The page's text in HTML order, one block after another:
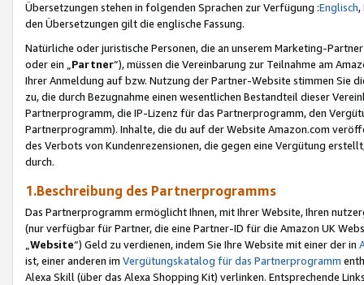
Übersetzungen stehen in folgenden Sprachen zur Verfügung :Englisch,
den Übersetzungen gilt die englische Fassung.
Natürliche oder juristische Personen, die an unserem Marketing-
oder ein „Partner“), müssen die Vereinbarung zur Teilnahme am
Ihrer Anmeldung auf bzw. Nutzung der Partner-Website stimmen Sie
zu, die durch Bezugnahme einen wesentlichen Bestandteil dieser
Partnerprogramm, die IP-Lizenz für das Partnerprogramm, den
Partnerprogramm). Inhalte, die du auf der Website Amazon.com
des Verbots von Kundenrezensionen, die gegen eine Vergütung
durch.
1.Beschreibung des Partnerprogramms
Das Partnerprogramm ermöglicht Ihnen, mit Ihrer Website, Ihren
(nur verfügbar für Partner, die eine Partner-ID für die Amazon UK
Website“) Geld zu verdienen, indem Sie Ihre Website mit einer der in
ist, einer anderen im Vergütungskatalog für das Partnerprogramm
Alexa Skill (über das Alexa Shopping Kit) verlinken. Entsprechende